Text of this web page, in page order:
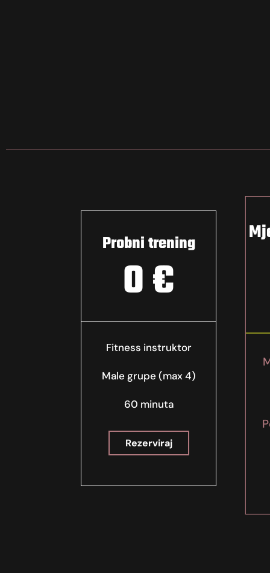
Probni trening
0 €
Fitness instruktor
Male grupe (max 4)
60 minuta
Rezerviraj